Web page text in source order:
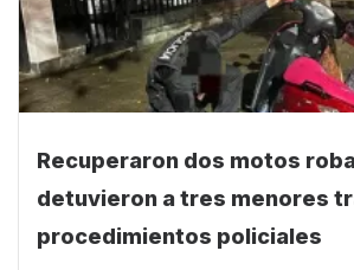
Recuperaron dos motos
detuvieron a tres menores
procedimientos policiales